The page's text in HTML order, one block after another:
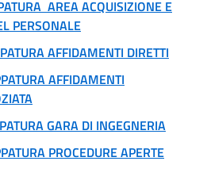
AREA ACQUISIZIONE E
PERSONALE
AFFIDAMENTI DIRETTI
AFFIDAMENTI
GARA DI INGEGNERIA
PROCEDURE APERTE